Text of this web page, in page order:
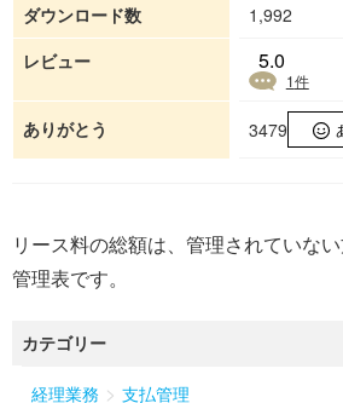
ダウンロード数
1,992
レビュー
5.0
1件
ありがとう 3479
リース料の総額は、管理されていな
管理表です。
カテゴリー
経理業務 > 支払管理